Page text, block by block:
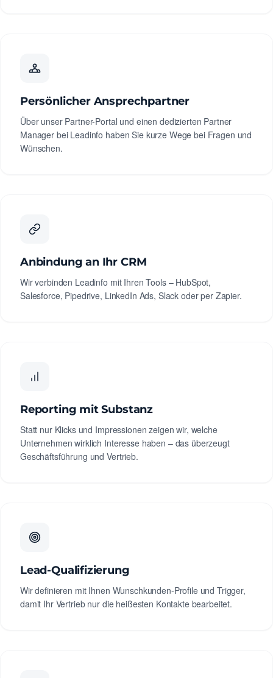
Persönlicher Ansprechpartner
Über unser Partner-Portal und einen dedizierten Partner
Manager bei Leadinfo haben Sie kurze Wege bei Fragen und
Wünschen.
Anbindung an Ihr CRM
Wir verbinden Leadinfo mit Ihren Tools – HubSpot,
Salesforce, Pipedrive, LinkedIn Ads, Slack oder per Zapier.
Reporting mit Substanz
Statt nur Klicks und Impressionen zeigen wir, welche
Unternehmen wirklich Interesse haben – das überzeugt
Geschäftsführung und Vertrieb.
Lead-Qualifizierung
Wir definieren mit Ihnen Wunschkunden-Profile und Trigger,
damit Ihr Vertrieb nur die heißesten Kontakte bearbeitet.